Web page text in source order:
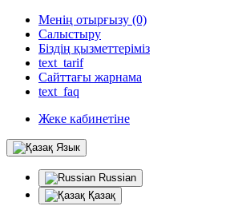
Менің отырғызу (0)
Салыстыру
Біздің қызметтеріміз
text_tarif
Сайттағы жарнама
text_faq
Жеке кабинетіне
Язык
Russian
Қазақ